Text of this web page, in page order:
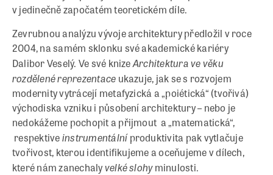
v jedinečně započatém teoretickém díle.
Zevrubnou analýzu vývoje architektury předložil v roce
2004, na samém sklonku své akademické kariéry
Dalibor Veselý. Ve své knizeArchitektura ve věku
rozdělené reprezentace ukazuje, jak se s rozvojem
modernity vytrácejí metafyzická a „poiétická“ (tvořivá)
východiska vzniku i působení architektury – nebo je
nedokážeme pochopit a přijmout a „matematická“,
respektiveinstrumentálníproduktivita pak vytlačuje
tvořivost, kterou identifikujeme a oceňujeme v dílech,
které nám zanechalyvelké slohyminulosti.